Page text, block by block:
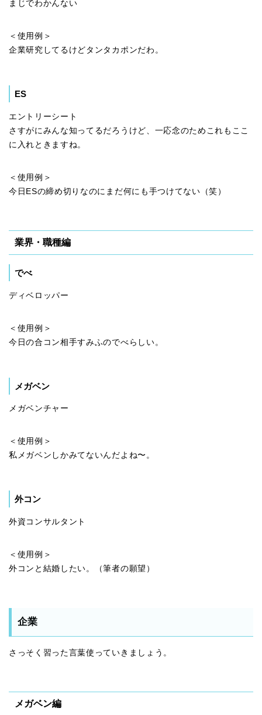
まじでわかんない
＜使用例＞
企業研究してるけどタンタカポンだわ。
ES
エントリーシート
さすがにみんな知ってるだろうけど、一応念のためこれもここ
に入れときますね。
＜使用例＞
今日ESの締め切りなのにまだ何にも手つけてない（笑）
業界・職種編
でべ
ディベロッパー
＜使用例＞
今日の合コン相手すみふのでべらしい。
メガベン
メガベンチャー
＜使用例＞
私メガベンしかみてないんだよね〜。
外コン
外資コンサルタント
＜使用例＞
外コンと結婚したい。（筆者の願望）
企業
さっそく習った言葉使っていきましょう。
メガベン編